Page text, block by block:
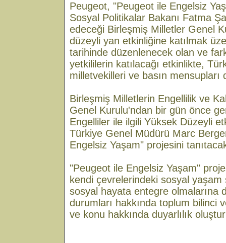
Peugeot, "Peugeot ile Engelsiz
Sosyal Politikalar Bakanı Fatma
edeceği Birleşmiş Milletler Genel
düzeyli yan etkinliğine katılmak
tarihinde düzenlenecek olan ve
yetkililerin katılacağı etkinlikte,
milletvekilleri ve basın mensupları
Birleşmiş Milletlerin Engellilik ve
Genel Kurulu'ndan bir gün önce
Engelliler ile ilgili Yüksek Düzeyli
Türkiye Genel Müdürü Marc
Engelsiz Yaşam" projesini
"Peugeot ile Engelsiz Yaşam"
kendi çevrelerindeki sosyal yaşam
sosyal hayata entegre olmalarına
durumları hakkında toplum bilinci
ve konu hakkında duyarlılık